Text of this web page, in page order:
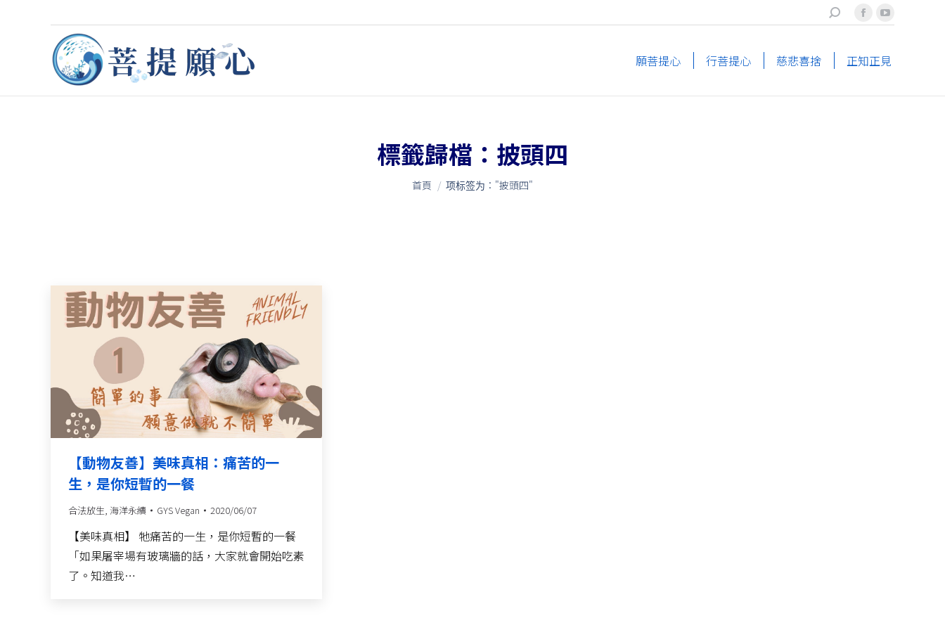
搜
索
Facebook
opens
YouTube
opens
願菩提心 行菩提心 慈悲喜捨 正知正見
標籤歸檔： 披頭四
您在這裡：
首頁 项标签为："披頭四"
【動物友善】美味真相：痛苦的一
生，是你短暫的一餐
合法放生, 海洋永續 GYS Vegan 2020/06/07
【美味真相】 牠痛苦的一生，是你短暫的一餐
「如果屠宰場有玻璃牆的話，大家就會開始吃素
了。知道我…